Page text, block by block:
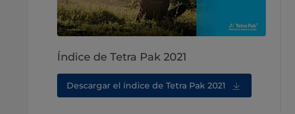
Índice de Tetra Pak 2021
Descargar el índice de Tetra Pak 2021